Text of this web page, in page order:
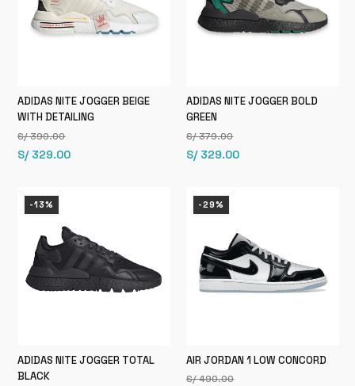
ADIDAS NITE JOGGER BEIGE
WITH DETAILING
S/390.00
El
original
era:
S/ 390.00.
S/329.00El
S/ 329.00.
ADIDAS NITE JOGGER BOLD
GREEN
S/379.00
El
original
era:
S/ 379.00.
S/329.00El
S/ 329.00.
-13%
ADIDAS NITE JOGGER TOTAL
BLACK
-29%
AIR JORDAN 1 LOW CONCORD
S/490.00